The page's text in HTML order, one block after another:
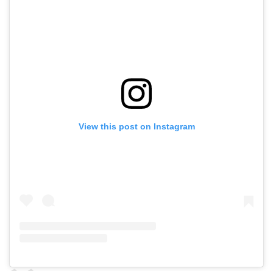
View this post on Instagram